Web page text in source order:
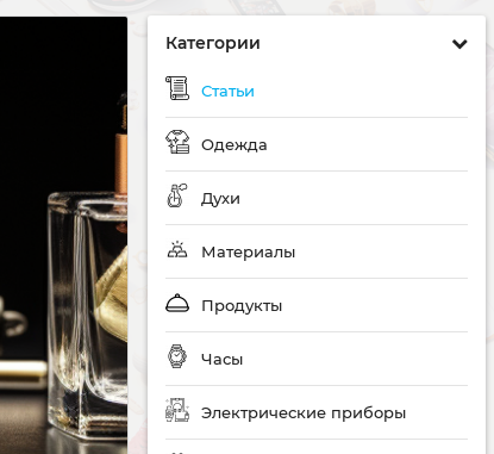
Категории
Статьи
Одежда
Духи
Материалы
Продукты
Часы
Электрические приборы